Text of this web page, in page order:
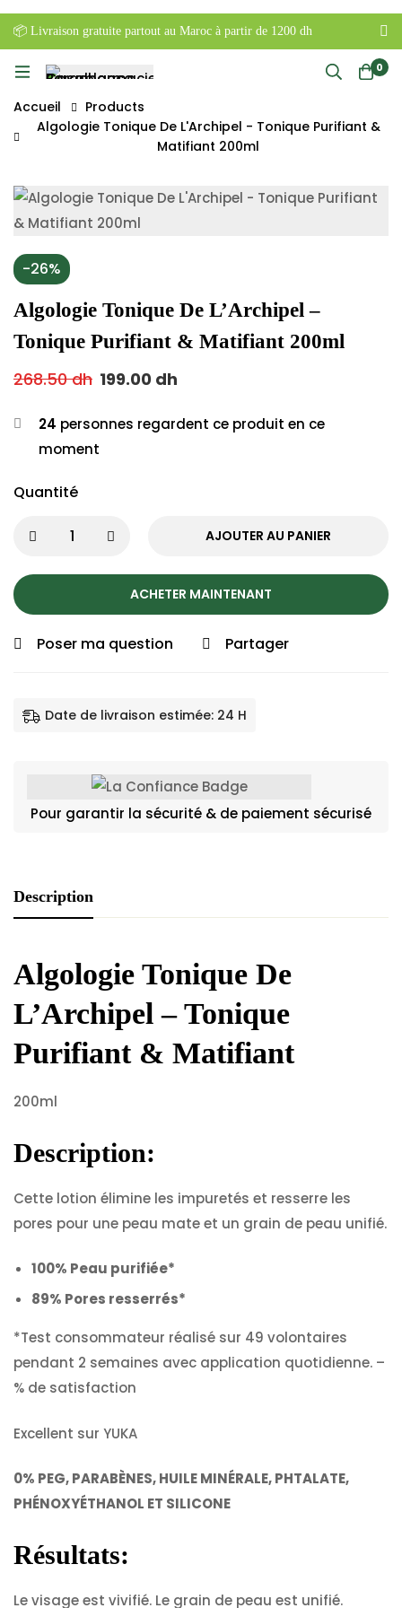
📦 Livraison gratuite partout au Maroc à partir de 1200 dh
0
Accueil
Products
Algologie Tonique De L'Archipel - Tonique Purifiant &
Matifiant 200ml
-26%
Algologie Tonique De L’Archipel –
Tonique Purifiant & Matifiant 200ml
268.50dh 199.00 dh
24 personnes regardent ce produit en ce
moment
Quantité
AJOUTER AU PANIER
ACHETER MAINTENANT
Poser ma question Partager
Date de livraison estimée: 24 H
Pour garantir la sécurité & de paiement sécurisé
Description
Algologie Tonique De
L’Archipel – Tonique
Purifiant & Matifiant
200ml
Description:
Cette lotion élimine les impuretés et resserre les
pores pour une peau mate et un grain de peau unifié.
100% Peau purifiée*
89% Pores resserrés*
*Test consommateur réalisé sur 49 volontaires
pendant 2 semaines avec application quotidienne. –
% de satisfaction
Excellent sur YUKA
0% PEG, PARABÈNES, HUILE MINÉRALE, PHTALATE,
PHÉNOXYÉTHANOL ET SILICONE
Résultats:
Le visage est vivifié. Le grain de peau est unifié.